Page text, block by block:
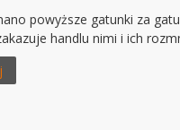
powyższe gatunki za
handlu nimi i ich